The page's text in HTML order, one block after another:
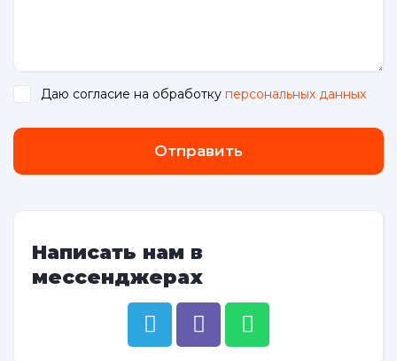
Даю согласие на обработку персональных данных
Отправить
Написать нам в
мессенджерах